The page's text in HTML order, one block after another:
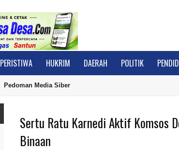
PERISTIWA HUKRIM DAERAH POLITIK
Pedoman Media Siber
Sertu Ratu Karnedi Aktif Komsos
Binaan